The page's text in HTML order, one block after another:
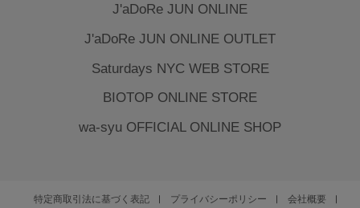
J'aDoRe JUN ONLINE
J'aDoRe JUN ONLINE OUTLET
Saturdays NYC WEB STORE
BIOTOP ONLINE STORE
wa-syu OFFICIAL ONLINE SHOP
特定商取引法に基づく表記 プライバシーポリシー
会社概要